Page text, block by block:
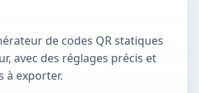
de codes QR statiques
avec des réglages précis et
à exporter.